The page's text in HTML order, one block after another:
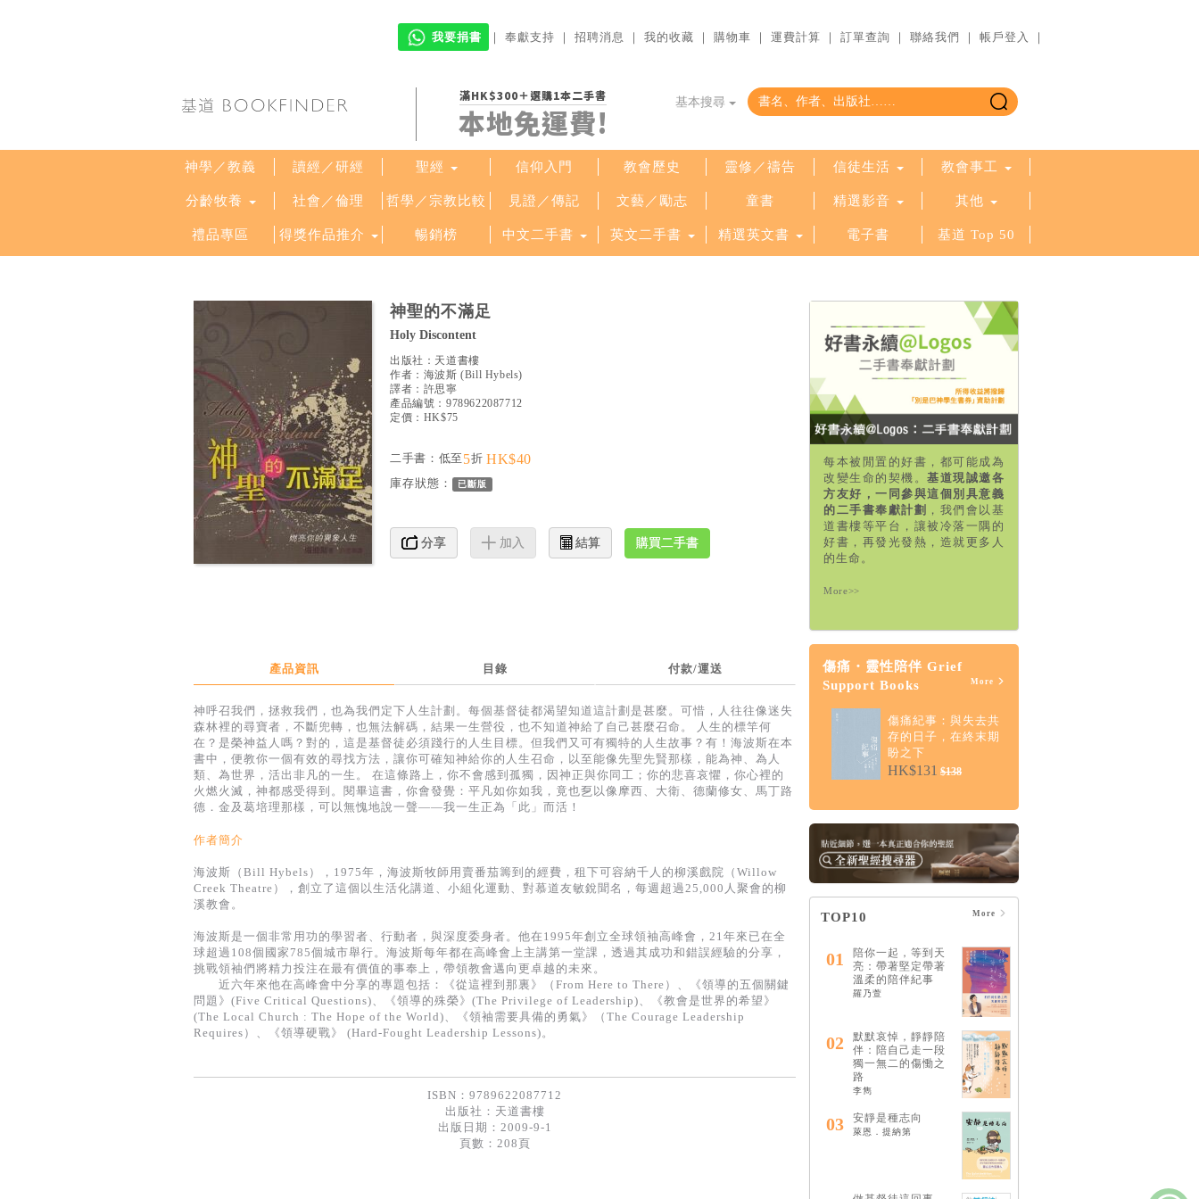
我要捐書 ｜ 奉獻支持 ｜ 招聘消息 ｜ 我的收藏 ｜ 購物車 ｜ 運費計算 ｜ 訂單查詢 ｜ 聯絡我們 ｜ 帳戶登入 ｜
滿HK$300＋選購1本二手書
本地免運費!
基本搜尋
神學／教義 讀經／研經 聖經 信仰入門 教會歷史 靈修／禱告 信徒生活 教會事工
分齡牧養 社會／倫理 哲學／宗教比較 見證／傳記 文藝／勵志 童書 精選影音 其他
禮品專區 得獎作品推介 暢銷榜 中文二手書 英文二手書 精選英文書 電子書 基道 Top 50
神聖的不滿足
Holy Discontent
出版社： 天道書樓
作者： 海波斯 (Bill Hybels)
譯者： 許思寧
產品編號： 9789622087712
定價：HK$75
二手書：低至 5折 HK$40
庫存狀態： 已斷版
分享 加入 結算 購買二手書
產品資訊 目錄 付款/運送
神呼召我們，拯救我們，也為我們定下人生計劃。每個基督徒都渴望知道這計劃是甚麼。可惜，人往往像迷失
森林裡的尋寶者，不斷兜轉，也無法解碼，結果一生營役，也不知道神給了自己甚麼召命。 人生的標竿何
在？是榮神益人嗎？對的，這是基督徒必須踐行的人生目標。但我們又可有獨特的人生故事？有！海波斯在本
書中，便教你一個有效的尋找方法，讓你可確知神給你的人生召命，以至能像先聖先賢那樣，能為神、為人
類、為世界，活出非凡的一生。 在這條路上，你不會感到孤獨，因神正與你同工；你的悲喜哀懼，你心裡的
火燃火滅，神都感受得到。閱畢這書，你會發覺：平凡如你如我，竟也乭以像摩西、大衛、德蘭修女、馬丁路
德．金及葛培理那樣，可以無愧地說一聲——我一生正為「此」而活！
作者簡介
海波斯（Bill Hybels），1975年，海波斯牧師用賣番茄籌到的經費，租下可容納千人的柳溪戲院（Willow
Creek Theatre），創立了這個以生活化講道、小組化運動、對慕道友敏銳聞名，每週超過25,000人聚會的柳
溪教會。
海波斯是一個非常用功的學習者、行動者，與深度委身者。他在1995年創立全球領袖高峰會，21年來已在全
球超過108個國家785個城市舉行。海波斯每年都在高峰會上主講第一堂課，透過其成功和錯誤經驗的分享，
挑戰領袖們將精力投注在最有價值的事奉上，帶領教會邁向更卓越的未來。
近六年來他在高峰會中分享的專題包括：《從這裡到那裏》（From Here to There）、《領導的五個關鍵
問題》(Five Critical Questions)、《領導的殊榮》(The Privilege of Leadership)、《教會是世界的希望》
(The Local Church : The Hope of the World)、《領袖需要具備的勇氣》（The Courage Leadership
Requires）、《領導硬戰》 (Hard-Fought Leadership Lessons)。
ISBN：9789622087712
出版社： 天道書樓
出版日期：2009-9-1
頁數：208頁
每本被閒置的好書，都可能成為
改變生命的契機。基道現誠邀各
方友好，一同參與這個別具意義
的二手書奉獻計劃 ，我們會以基
道書樓等平台，讓被冷落一隅的
好書，再發光發熱，造就更多人
的生命。
More>>
傷痛・靈性陪伴 Grief
Support Books
More
傷痛紀事：與失去共
存的日子，在終末期
盼之下
HK$131 $138
TOP10 More
01
陪你一起，等到天
亮：帶著堅定帶著
溫柔的陪伴紀事
羅乃萱
02
默默哀悼，靜靜陪
伴：陪自己走一段
獨一無二的傷慟之
路
李雋
03 安靜是種志向
萊恩．提納第